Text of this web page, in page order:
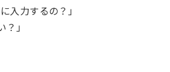
入力するの？」
」